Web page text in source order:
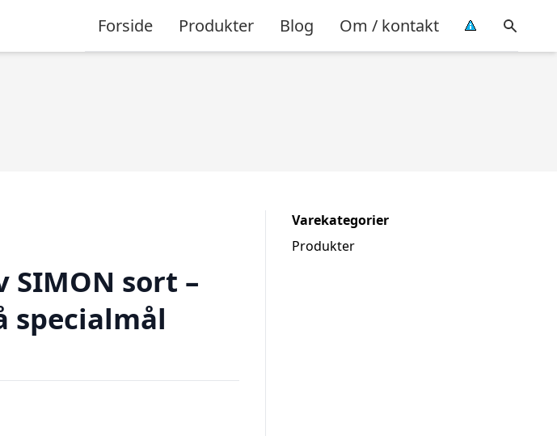
Forside Produkter Blog Om / kontakt
SIMON sort –
specialmål
Varekategorier
Produkter